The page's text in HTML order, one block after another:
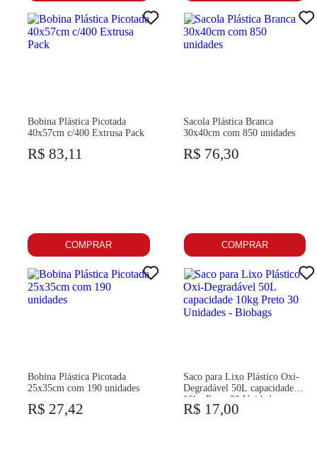
Bobina Plástica Picotada
40x57cm c/400 Extrusa Pack
R$ 83,11
COMPRAR
Sacola Plástica Branca
30x40cm com 850 unidades
R$ 76,30
COMPRAR
Bobina Plástica Picotada
25x35cm com 190 unidades
R$ 27,42
Saco para Lixo Plástico Oxi-
Degradável 50L capacidade
10kg Preto 30 Unidades -
Biobags
R$ 17,00